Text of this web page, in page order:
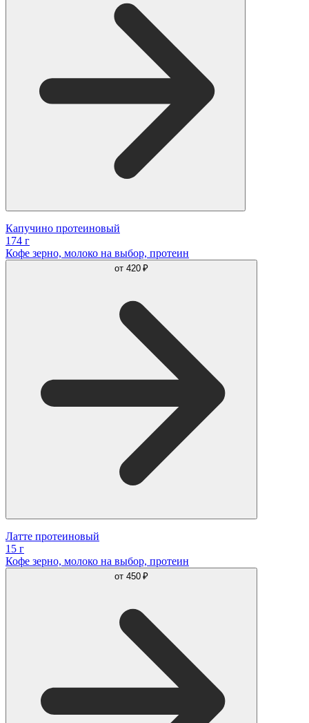
Капучино протеиновый
174 г
Кофе зерно, молоко на выбор, протеин
от 420 ₽
Латте протеиновый
15 г
Кофе зерно, молоко на выбор, протеин
от 450 ₽